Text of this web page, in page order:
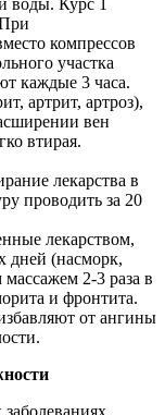
компрессов
участка
каждые 3 часа.
артрит, артроз),
вен
втирая.
лекарства в
проводить за 20
лекарством,
дней (насморк,
2-3 раза в
и фронтита.
от ангины